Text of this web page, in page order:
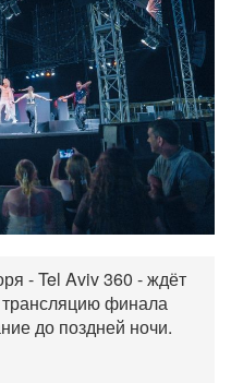
- Tel Aviv 360 - ждёт
финала
до поздней ночи.